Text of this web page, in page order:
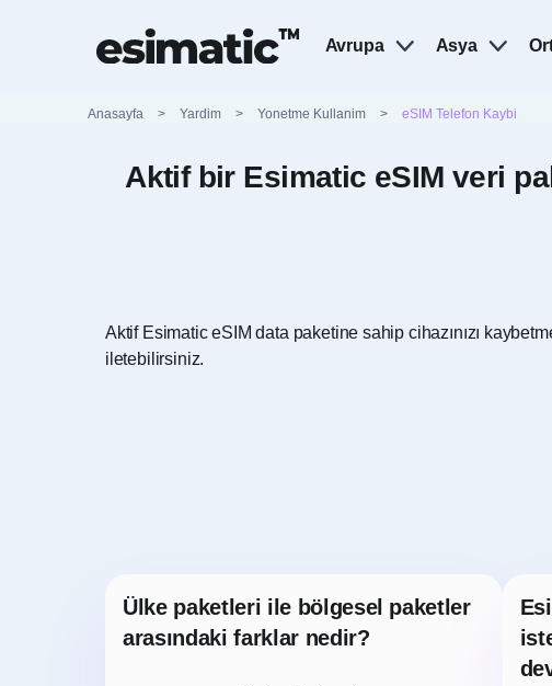
Avrupa Asya
Anasayfa > Yardim > Yonetme Kullanim > eSIM Telefon Kaybi
Aktif bir Esimatic eSIM veri
Aktif Esimatic eSIM data paketine sahip cihazınızı
iletebilirsiniz.
Ülke paketleri ile bölgesel paketler
arasındaki farklar nedir?